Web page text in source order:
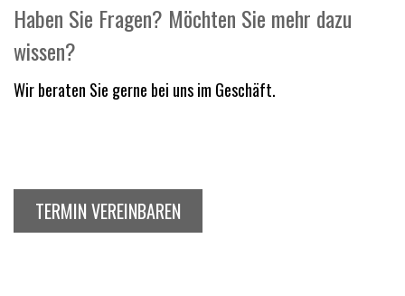
Haben Sie Fragen? Möchten Sie mehr dazu
wissen?
Wir beraten Sie gerne bei uns im Geschäft.
TERMIN VEREINBAREN